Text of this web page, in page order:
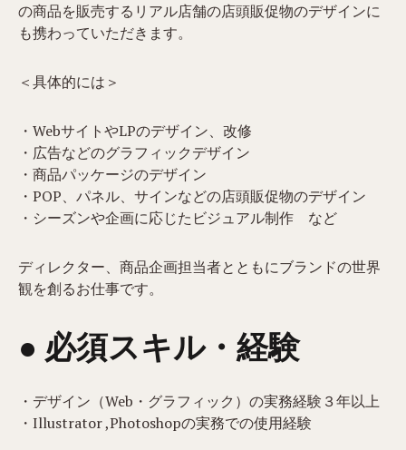
の商品を販売するリアル店舗の店頭販促物のデザインに
も携わっていただきます。
＜具体的には＞
・WebサイトやLPのデザイン、改修
・広告などのグラフィックデザイン
・商品パッケージのデザイン
・POP、パネル、サインなどの店頭販促物のデザイン
・シーズンや企画に応じたビジュアル制作 など
ディレクター、商品企画担当者とともにブランドの世界
観を創るお仕事です。
● 必須スキル・経験
・デザイン（Web・グラフィック）の実務経験３年以上
・Illustrator ,Photoshopの実務での使用経験